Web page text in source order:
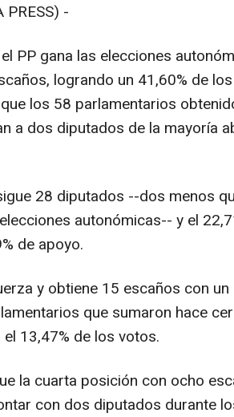
PRESS) -
PP gana las elecciones
logrando un 41,60% de
los 58 parlamentarios
a dos diputados de la mayoría
28 diputados --dos menos
autonómicas-- y el
de apoyo.
y obtiene 15 escaños con un
que sumaron hace
13,47% de los votos.
la cuarta posición con ocho
con dos diputados durante